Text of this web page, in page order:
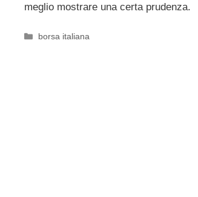
meglio mostrare una certa prudenza.
Categorie
borsa italiana